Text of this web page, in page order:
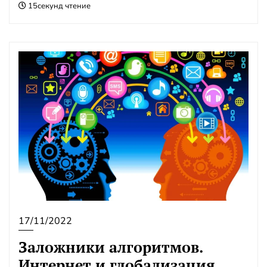
15секунд чтение
17/11/2022
Заложники алгоритмов.